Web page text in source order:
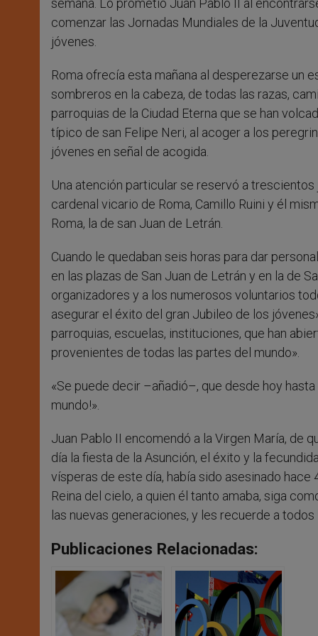
semana. Lo prometió Juan Pablo II al
comenzar las Jornadas Mundiales de la
jóvenes.
Roma ofrecía esta mañana al desperezarse un
sombreros en la cabeza, de todas las razas,
parroquias de la Ciudad Eterna que se han
típico de san Felipe Neri, al acoger a los
jóvenes en señal de acogida.
Una atención particular se reservó a
cardenal vicario de Roma, Camillo Ruini y él
Roma, la de san Juan de Letrán.
Cuando le quedaban seis horas para dar
en las plazas de San Juan de Letrán y en la de
organizadores y a los numerosos voluntarios
asegurar el éxito del gran Jubileo de los
parroquias, escuelas, instituciones, que han
provenientes de todas las partes del mundo».
«Se puede decir –añadió–, que desde hoy
mundo!».
Juan Pablo II encomendó a la Virgen María, de
día la fiesta de la Asunción, el éxito y la
vísperas de este día, había sido asesinado
Reina del cielo, a quien él tanto amaba, siga
las nuevas generaciones, y les recuerde a
Publicaciones Relacionadas: